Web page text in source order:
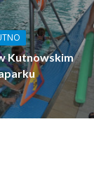
Kutnowskim